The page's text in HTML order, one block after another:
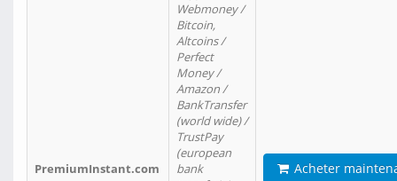
PremiumInstant.com
Webmoney /
Bitcoin,
Altcoins /
Perfect
Money /
Amazon /
BankTransfer
(world wide) /
TrustPay
(european
bank
Acheter